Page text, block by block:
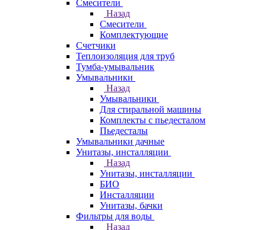
Смесители
Назад
Смесители
Комплектующие
Счетчики
Теплоизоляция для труб
Тумба-умывальник
Умывальники
Назад
Умывальники
Для стиральной машины
Комплекты с пьедесталом
Пьедесталы
Умывальники дачные
Унитазы, инсталляции
Назад
Унитазы, инсталляции
БИО
Инсталляции
Унитазы, бачки
Фильтры для воды
Назад